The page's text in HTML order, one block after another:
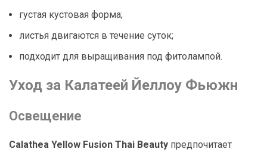
густая кустовая форма;
листья двигаются в течение суток;
подходит для выращивания под фитолампой.
Уход за Калатеей Йеллоу Фьюжн
Освещение
Calathea Yellow Fusion Thai Beauty предпочитает